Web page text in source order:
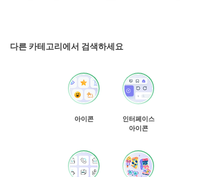
다른 카테고리에서 검색하세요
아이콘
인터페이스
아이콘